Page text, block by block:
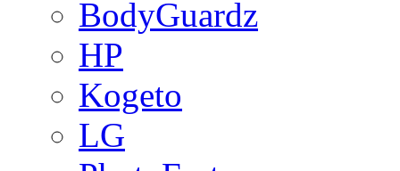
BodyGuardz
HP
Kogeto
LG